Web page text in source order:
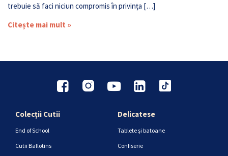
trebuie să faci niciun compromis în privința […]
Citește mai mult »
Colecții Cutii
End of School
Cutii Ballotins
Delicatese
Tablete și batoane
Confiserie